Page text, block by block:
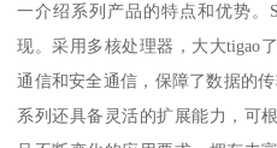
一介绍系列产品的特点和优势。
现。采用多核处理器，大大tigao
通信和安全通信，保障了数据的
系列还具备灵活的扩展能力，可